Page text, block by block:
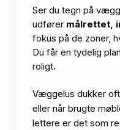
Ser du tegn på
udfører målrettet,
fokus på de zoner,
Du får en tydelig
roligt.
Væggelus dukker
eller når brugte
lettere er det som